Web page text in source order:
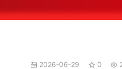
2026-06-29 0